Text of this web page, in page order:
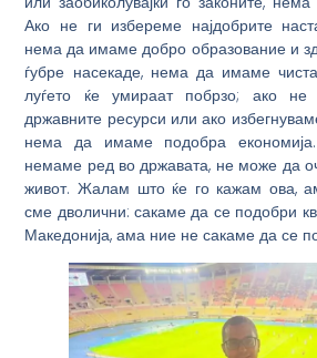
Ако не ги избереме најдобрите
нема да имаме добро образование и
ѓубре насекаде, нема да имаме
луѓето ќе умираат побрзо; ако не
државните ресурси или ако
нема да имаме подобра
немаме ред во државата, не може да
живот. Жалам што ќе го кажам ова,
сме дволични: сакаме да се подобри
Македонија, ама ние не сакаме да се